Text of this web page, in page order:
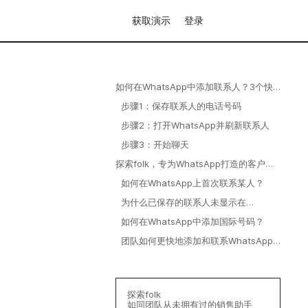
获取演示 登录
如何在WhatsApp中添加联系人？3个快
速步骤
步骤1：保存联系人的电话号码
步骤2：打开WhatsApp并刷新联系人
步骤3：开始聊天
探索folk，专为WhatsApp打造的客户关
系管理工具
如何在WhatsApp上首次联系某人？
为什么已保存的联系人未显示在
WhatsApp中？
如何在WhatsApp中添加国际号码？
团队如何更快地添加和联系WhatsApp
探索folk
如同团队从未拥有过的销售助手